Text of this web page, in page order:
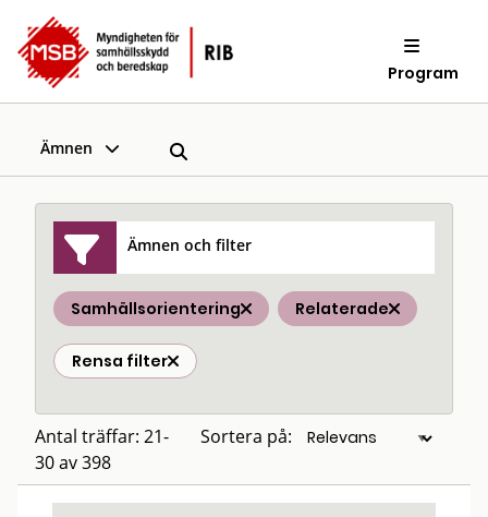
Program
Ämnen
Ämnen och filter
Samhällsorientering Relaterade
Rensa filter
Antal träffar: 21-
30 av 398
Sortera på: